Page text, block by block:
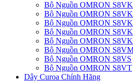
Bộ Nguồn OMRON
Bộ Nguồn OMRON
Bộ Nguồn OMRON
Bộ Nguồn OMRON
Bộ Nguồn OMRON
Bộ Nguồn OMRON
Bộ Nguồn OMRON S8VS
Bộ Nguồn OMRON S8VT
Dây Curoa Chính Hãng